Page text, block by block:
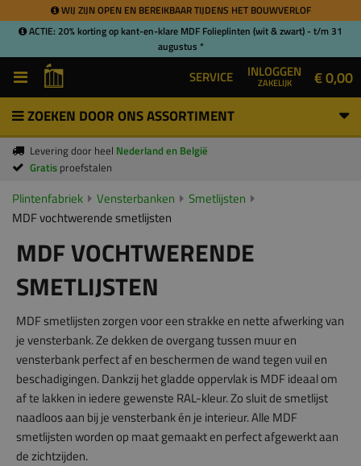
WIJ ZIJN OPEN EN BEREIKBAAR TIJDENS HET BOUWVERLOF
ACTIE: 20% korting op kant-en-klare MDF Folieplinten (wit & zwart) - t/m 31
augustus *
SERVICE INLOGGEN
ZAKELIJK € 0,00
ZOEKEN DOOR ONS ASSORTIMENT
Levering door heel Nederland en België
Gratis proefstalen
Plintenfabriek Vensterbanken
Smetlijsten
MDF vochtwerende smetlijsten
MDF VOCHTWERENDE
SMETLIJSTEN
MDF smetlijsten zorgen voor een strakke en nette afwerking van
je vensterbank. Ze dekken de overgang tussen muur en
vensterbank perfect af en beschermen de wand tegen vuil en
beschadigingen. Dankzij het gladde oppervlak is MDF ideaal om
af te lakken in iedere gewenste RAL-kleur. Zo sluit de smetlijst
naadloos aan bij je vensterbank én je interieur. Alle MDF
smetlijsten worden op maat gemaakt en perfect afgewerkt aan
de zichtzijden.